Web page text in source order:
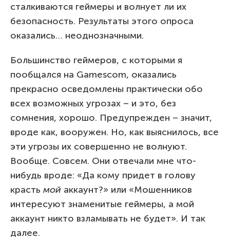
сталкиваются геймеры и волнует ли их
безопасность. Результаты этого опроса
оказались… неоднозначными.
Большинство геймеров, с которыми я
пообщался на Gamescom, оказались
прекрасно осведомлены практически обо
всех возможных угрозах – и это, без
сомнения, хорошо. Предупрежден – значит,
вроде как, вооружен. Но, как выяснилось, все
эти угрозы их совершенно не волнуют.
Вообще. Совсем. Они отвечали мне что-
нибудь вроде: «Да кому придет в голову
красть мой аккаунт?» или «Мошенников
интересуют знаменитые геймеры, а мой
аккаунт никто взламывать не будет». И так
далее.